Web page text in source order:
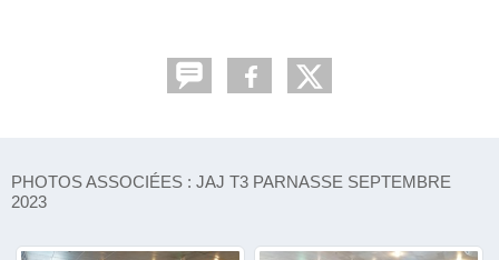
PHOTOS ASSOCIÉES : JAJ T3 PARNASSE SEPTEMBRE
2023